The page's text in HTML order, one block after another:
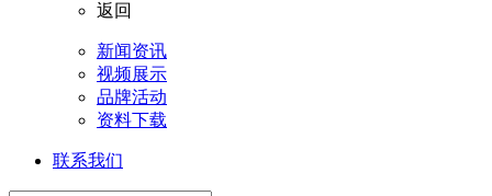
返回
新闻资讯
视频展示
品牌活动
资料下载
联系我们